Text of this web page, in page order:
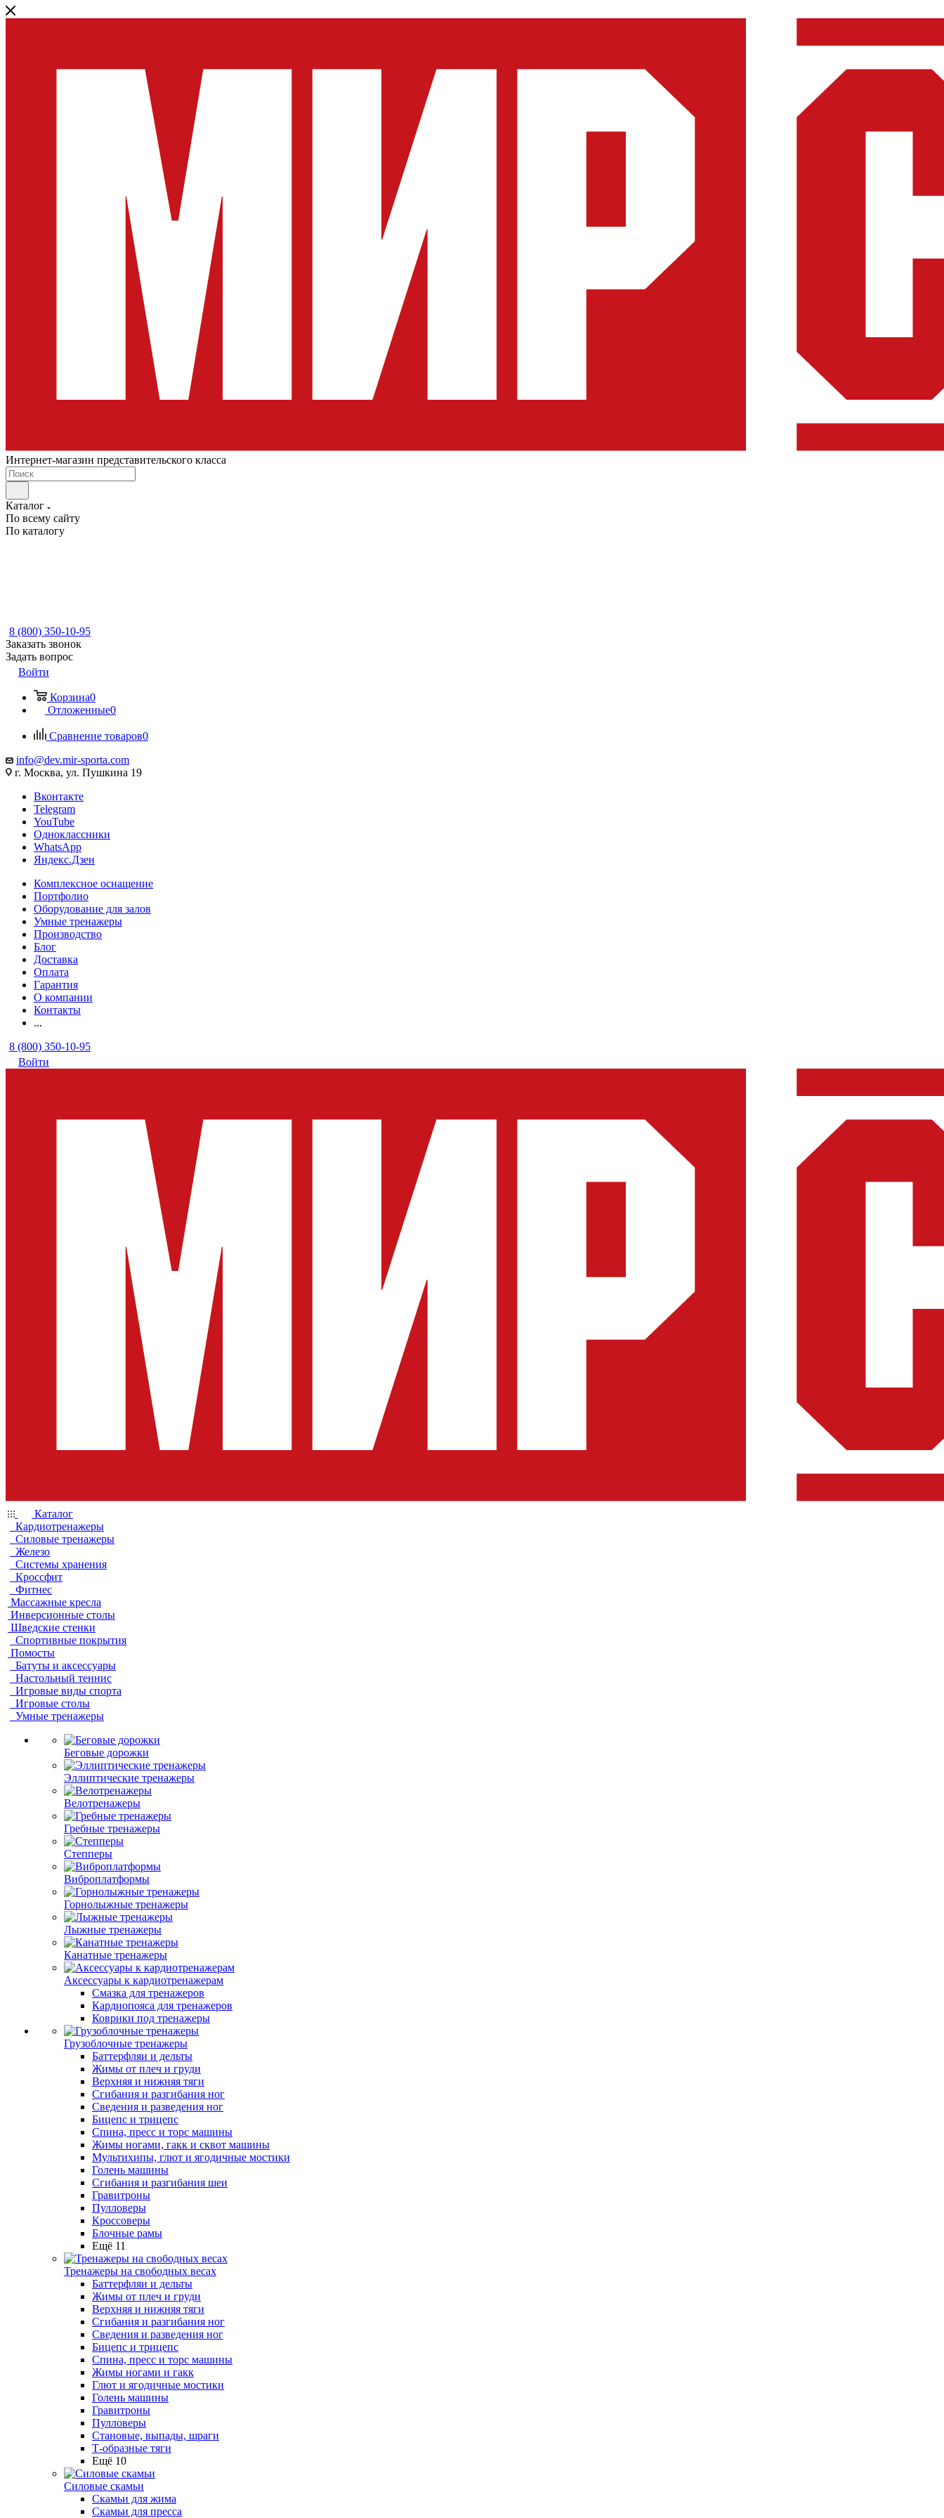
Интернет-магазин представительского класса
Каталог
По всему сайту
По каталогу
8 (800) 350-10-95
Заказать звонок
Задать вопрос
Войти
Корзина0
Отложенные0
Сравнение товаров0
info@dev.mir-sporta.com
г. Москва, ул. Пушкина 19
Вконтакте
Telegram
YouTube
Одноклассники
WhatsApp
Яндекс.Дзен
Комплексное оснащение
Портфолио
Оборудование для залов
Умные тренажеры
Производство
Блог
Доставка
Оплата
Гарантия
О компании
Контакты
...
8 (800) 350-10-95
Войти
Каталог
Кардиотренажеры
Силовые тренажеры
Железо
Системы хранения
Кроссфит
Фитнес
Массажные кресла
Инверсионные столы
Шведские стенки
Спортивные покрытия
Помосты
Батуты и аксессуары
Настольный теннис
Игровые виды спорта
Игровые столы
Умные тренажеры
Беговые дорожки
Эллиптические тренажеры
Велотренажеры
Гребные тренажеры
Степперы
Виброплатформы
Горнолыжные тренажеры
Лыжные тренажеры
Канатные тренажеры
Аксессуары к кардиотренажерам
Смазка для тренажеров
Кардиопояса для тренажеров
Коврики под тренажеры
Грузоблочные тренажеры
Баттерфляи и дельты
Жимы от плеч и груди
Верхняя и нижняя тяги
Сгибания и разгибания ног
Сведения и разведения ног
Бицепс и трицепс
Спина, пресс и торс машины
Жимы ногами, гакк и сквот машины
Мультихипы, глют и ягодичные мостики
Голень машины
Сгибания и разгибания шеи
Гравитроны
Пулловеры
Кроссоверы
Блочные рамы
Ещё 11
Тренажеры на свободных весах
Баттерфляи и дельты
Жимы от плеч и груди
Верхняя и нижняя тяги
Сгибания и разгибания ног
Сведения и разведения ног
Бицепс и трицепс
Спина, пресс и торс машины
Жимы ногами и гакк
Глют и ягодичные мостики
Голень машины
Гравитроны
Пулловеры
Становые, выпады, шраги
Т-образные тяги
Ещё 10
Силовые скамьи
Скамьи для жима
Скамьи для пресса